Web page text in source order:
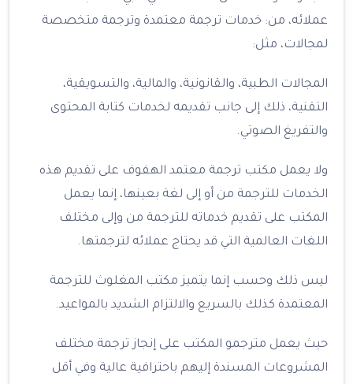
عملائه، من: خدمات ترجمة معتمدة وترجمة متخصصة
لمجالات، مثل:
المجالات الطبية، والقانونية، والمالية، والتسويقية،
التقنية، ذلك إلى جانب تقديمه لخدمات كتابة المحتوى
والتفريغ الصوتي.
ولا يعمل مكتب ترجمة معتمد الهفوف على تقديم هذه
الخدمات للترجمة من أو إلى لغة بعينها، إنما يعمل
المكتب على تقديم خدماته للترجمة من وإلى مختلف
اللغات العالمية التي قد يحتاج عملائه لترجمتها.
ليس ذلك وحسب إنما يتميز مكتب المغلوث للترجمة
المعتمدة كذلك بالسريع والالتزام الشديد بالمواعيد.
حيث يعمل مترجمو المكتب على إنجاز ترجمة مختلف
المشروعات المسندة إليهم باحترافية عالية وفي أقل